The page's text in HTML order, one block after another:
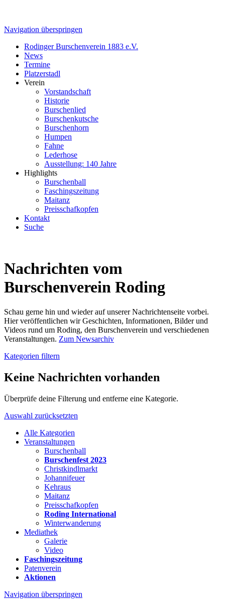
Navigation überspringen
Rodinger Burschenverein 1883 e.V.
News
Termine
Platzerstadl
Verein
Vorstandschaft
Historie
Burschenlied
Burschenkutsche
Burschenhorn
Humpen
Fahne
Lederhose
Ausstellung: 140 Jahre
Highlights
Burschenball
Faschingszeitung
Maitanz
Preisschafkopfen
Kontakt
Suche
Nachrichten vom
Burschenverein Roding
Schau gerne hin und wieder auf unserer Nachrichtenseite vorbei.
Hier veröffentlichen wir Geschichten, Informationen, Bilder und
Videos rund um Roding, den Burschenverein und verschiedenen
Veranstaltungen. Zum Newsarchiv
Kategorien filtern
Keine Nachrichten vorhanden
Überprüfe deine Filterung und entferne eine Kategorie.
Auswahl zurücksetzten
Alle Kategorien
Veranstaltungen
Burschenball
Burschenfest 2023
Christkindlmarkt
Johannifeuer
Kehraus
Maitanz
Preisschafkopfen
Roding International
Winterwanderung
Mediathek
Galerie
Video
Faschingszeitung
Patenverein
Aktionen
Navigation überspringen